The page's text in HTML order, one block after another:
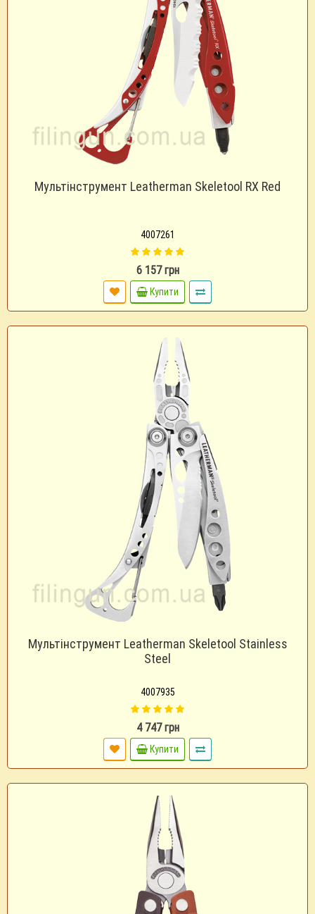
Мультінструмент Leatherman Skeletool RX Red
4007261
6 157 грн
Купити
Мультінструмент Leatherman Skeletool Stainless
Steel
4007935
4 747 грн
Купити